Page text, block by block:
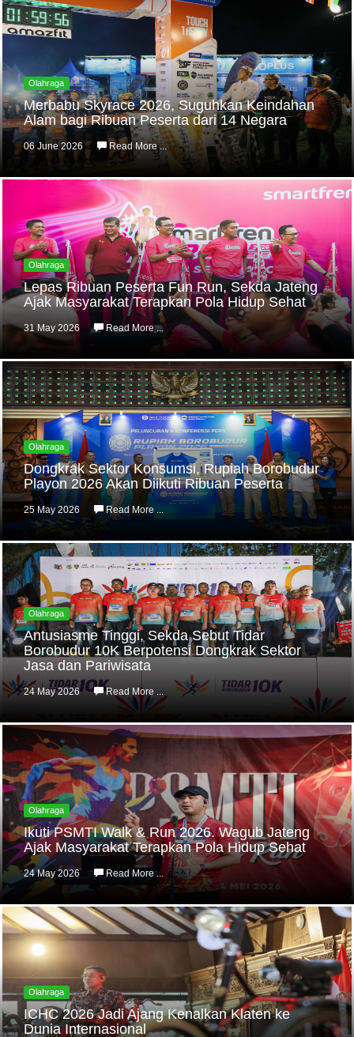
Olahraga
Merbabu Skyrace 2026, Suguhkan Keindahan
Alam bagi Ribuan Peserta dari 14 Negara
06 June 2026 Read More ...
Olahraga
Lepas Ribuan Peserta Fun Run, Sekda Jateng
Ajak Masyarakat Terapkan Pola Hidup Sehat
31 May 2026 Read More ...
Olahraga
Dongkrak Sektor Konsumsi, Rupiah Borobudur
Playon 2026 Akan Diikuti Ribuan Peserta
25 May 2026 Read More ...
Olahraga
Antusiasme Tinggi, Sekda Sebut Tidar
Borobudur 10K Berpotensi Dongkrak Sektor
Jasa dan Pariwisata
24 May 2026 Read More ...
Olahraga
Ikuti PSMTI Walk & Run 2026. Wagub Jateng
Ajak Masyarakat Terapkan Pola Hidup Sehat
24 May 2026 Read More ...
Olahraga
ICHC 2026 Jadi Ajang Kenalkan Klaten ke
Dunia Internasional